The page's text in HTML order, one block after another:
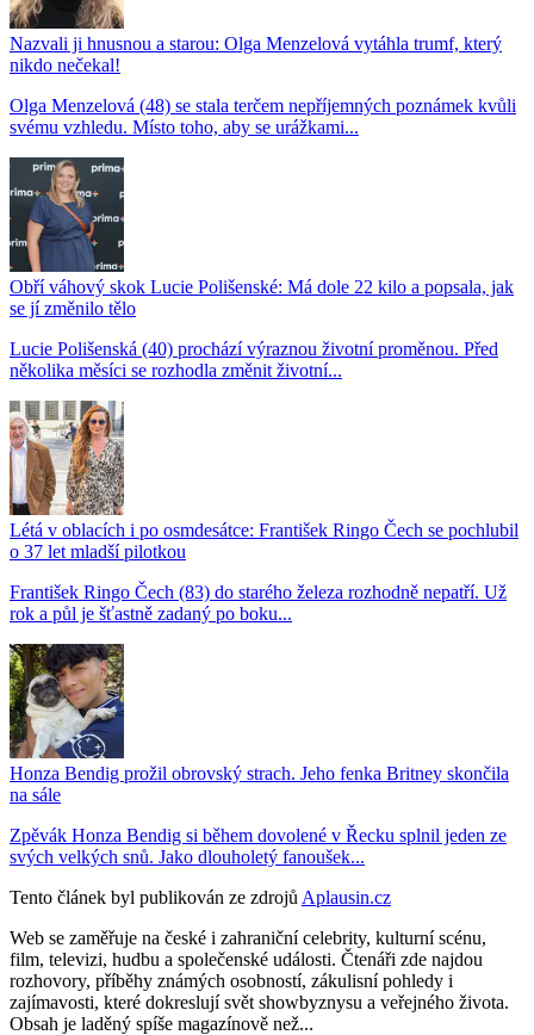
Nazvali ji hnusnou a starou: Olga Menzelová vytáhla trumf, který
nikdo nečekal!
Olga Menzelová (48) se stala terčem nepříjemných poznámek kvůli
svému vzhledu. Místo toho, aby se urážkami...
Obří váhový skok Lucie Polišenské: Má dole 22 kilo a popsala, jak
se jí změnilo tělo
Lucie Polišenská (40) prochází výraznou životní proměnou. Před
několika měsíci se rozhodla změnit životní...
Létá v oblacích i po osmdesátce: František Ringo Čech se pochlubil
o 37 let mladší pilotkou
František Ringo Čech (83) do starého železa rozhodně nepatří. Už
rok a půl je šťastně zadaný po boku...
Honza Bendig prožil obrovský strach. Jeho fenka Britney skončila
na sále
Zpěvák Honza Bendig si během dovolené v Řecku splnil jeden ze
svých velkých snů. Jako dlouholetý fanoušek...
Tento článek byl publikován ze zdrojů Aplausin.cz
Web se zaměřuje na české i zahraniční celebrity, kulturní scénu,
film, televizi, hudbu a společenské události. Čtenáři zde najdou
rozhovory, příběhy známých osobností, zákulisní pohledy i
zajímavosti, které dokreslují svět showbyznysu a veřejného života.
Obsah je laděný spíše magazínově než...